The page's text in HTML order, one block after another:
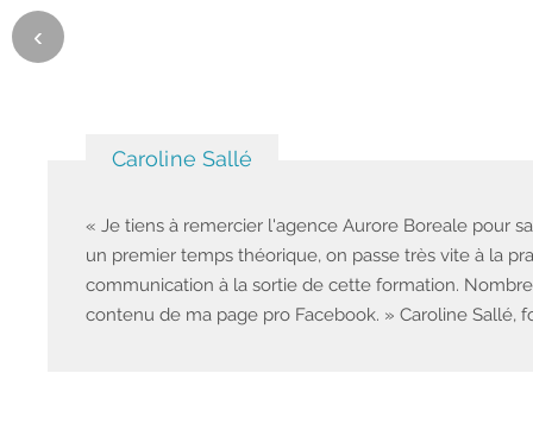
Caroline Sallé
« Je tiens à remercier l'agence Aurore Boreale pour
un premier temps théorique, on passe très vite à la
communication à la sortie de cette formation.
contenu de ma page pro Facebook. » Caroline Sallé,
‹